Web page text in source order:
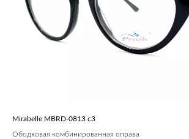
Mirabelle MBRD-0813 c3
Ободковая комбинированная оправа